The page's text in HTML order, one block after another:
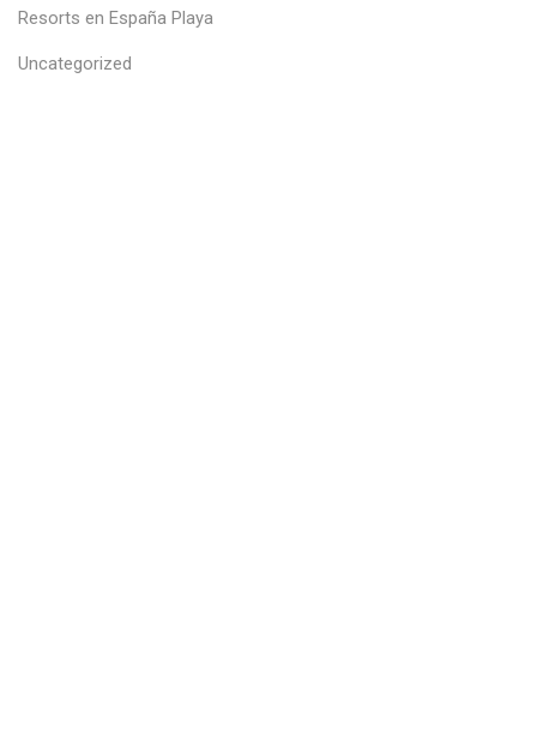
Resorts en España Playa
Uncategorized